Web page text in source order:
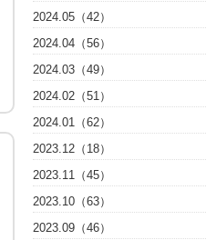
2024.05（42）
2024.04（56）
2024.03（49）
2024.02（51）
2024.01（62）
2023.12（18）
2023.11（45）
2023.10（63）
2023.09（46）